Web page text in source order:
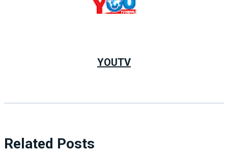
YOUTV
Related Posts